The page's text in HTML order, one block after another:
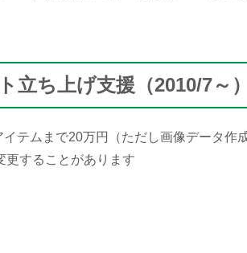
立ち上げ支援（2010/7～）
テムまで20万円（ただし画像データ作
更することがあります